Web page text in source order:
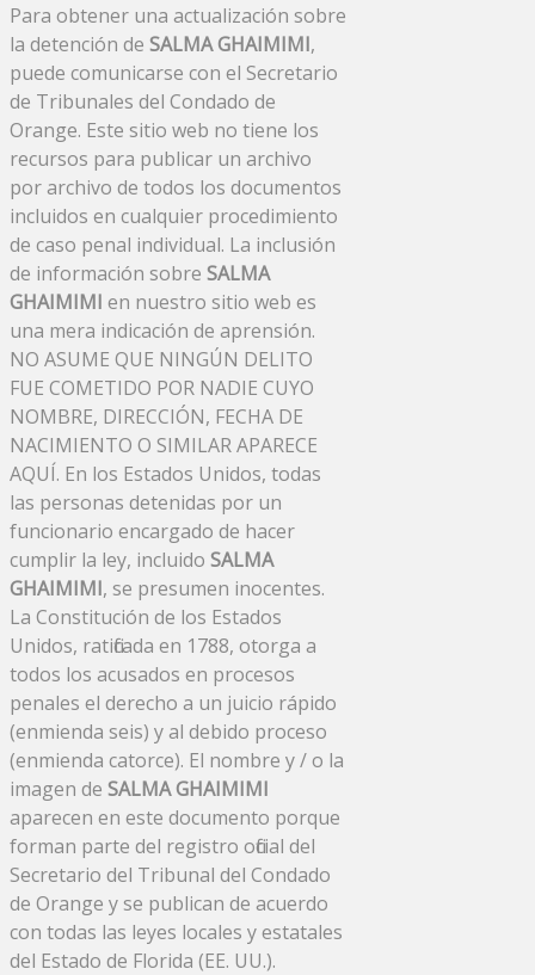
Para obtener una actualización sobre
la detención de SALMA GHAIMIMI,
puede comunicarse con el Secretario
de Tribunales del Condado de
Orange. Este sitio web no tiene los
recursos para publicar un archivo
por archivo de todos los documentos
incluidos en cualquier procedimiento
de caso penal individual. La inclusión
de información sobre SALMA
GHAIMIMI en nuestro sitio web es
una mera indicación de aprensión.
NO ASUME QUE NINGÚN DELITO
FUE COMETIDO POR NADIE CUYO
NOMBRE, DIRECCIÓN, FECHA DE
NACIMIENTO O SIMILAR APARECE
AQUÍ. En los Estados Unidos, todas
las personas detenidas por un
funcionario encargado de hacer
cumplir la ley, incluido SALMA
GHAIMIMI, se presumen inocentes.
La Constitución de los Estados
Unidos, ratificada en 1788, otorga a
todos los acusados ​​en procesos
penales el derecho a un juicio rápido
(enmienda seis) y al debido proceso
(enmienda catorce). El nombre y / o la
imagen de SALMA GHAIMIMI
aparecen en este documento porque
forman parte del registro oficial del
Secretario del Tribunal del Condado
de Orange y se publican de acuerdo
con todas las leyes locales y estatales
del Estado de Florida (EE. UU.).